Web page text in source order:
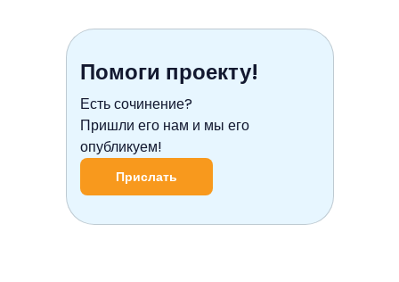
Помоги проекту!
Есть сочинение?
Пришли его нам и мы его
опубликуем!
Прислать